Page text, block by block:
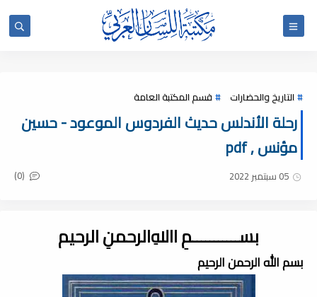
التاريخ والحضارات قسم المكتبة العامة
رحلة الأندلس حديث الفردوس الموعود - حسين
مؤنس , pdf
05 سبتمبر 2022 (0)
بســـــــــــمِ اﷲِالرحمنِ الرحيم
بسم الله الرحمن الرحيم